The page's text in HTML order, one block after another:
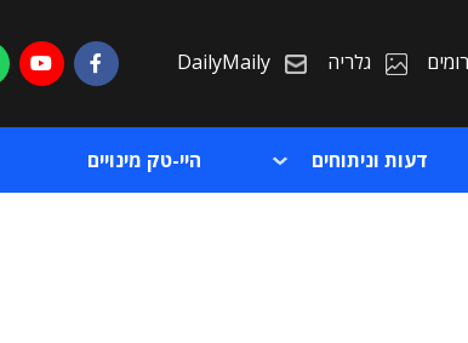
גלריה DailyMaily
דעות וניתוחים היי-טק מינויים